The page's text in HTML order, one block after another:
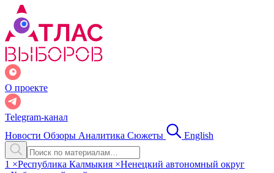
О проекте
Telegram-канал
Новости Обзоры Аналитика Сюжеты English
1 ×Республика Калмыкия ×Ненецкий автономный округ